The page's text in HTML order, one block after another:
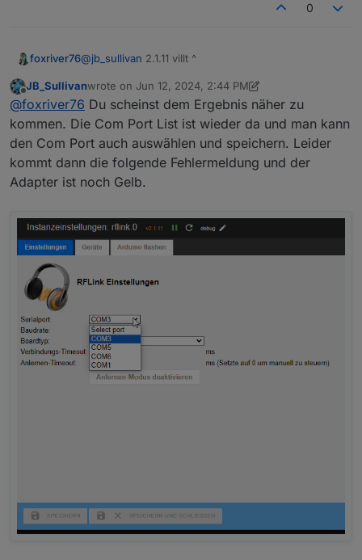
0
foxriver76@jb_sullivan 2.1.11 villt ^
Offline
JB_Sullivanwrote on Jun 12, 2024, 2:44 PM
last edited by JB_SullivanJun 12, 2024, 4:47 PM
@foxriver76 Du scheinst dem Ergebnis näher zu
kommen. Die Com Port List ist wieder da und man kann
den Com Port auch auswählen und speichern. Leider
kommt dann die folgende Fehlermeldung und der
Adapter ist noch Gelb.